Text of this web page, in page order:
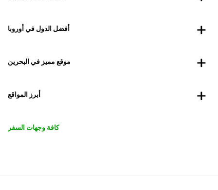
أفضل الدول في أوروبا
موقع مميز في البحرين
أبرز المواقع
كافة وجهات السفر